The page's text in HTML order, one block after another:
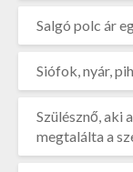
Salgó polc ár
Siófok, nyár,
Szülésznő, aki
megtalálta a